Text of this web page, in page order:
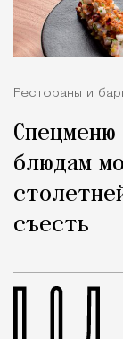
Рестораны и
Спецменю
блюдам
съесть